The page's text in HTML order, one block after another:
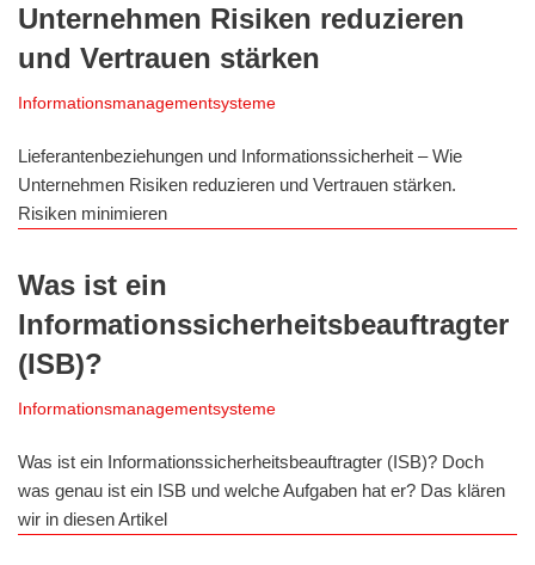
Unternehmen Risiken reduzieren
und Vertrauen stärken
Informationsmanagementsysteme
Lieferantenbeziehungen und Informationssicherheit – Wie
Unternehmen Risiken reduzieren und Vertrauen stärken.
Risiken minimieren
Was ist ein
Informationssicherheitsbeauftragter
(ISB)?
Informationsmanagementsysteme
Was ist ein Informationssicherheitsbeauftragter (ISB)? Doch
was genau ist ein ISB und welche Aufgaben hat er? Das klären
wir in diesen Artikel